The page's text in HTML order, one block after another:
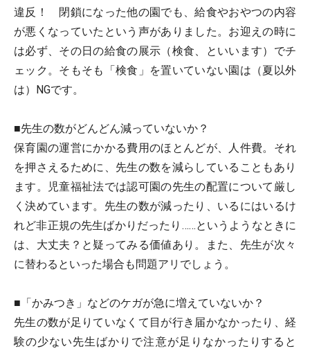
違反！ 閉鎖になった他の園でも、給食やおやつの内容
が悪くなっていたという声がありました。お迎えの時に
は必ず、その日の給食の展示（検食、といいます）でチ
ェック。そもそも「検食」を置いていない園は（夏以外
は）NGです。
■先生の数がどんどん減っていないか？
保育園の運営にかかる費用のほとんどが、人件費。それ
を押さえるために、先生の数を減らしていることもあり
ます。児童福祉法では認可園の先生の配置について厳し
く決めています。先生の数が減ったり、いるにはいるけ
れど非正規の先生ばかりだったり……というようなときに
は、大丈夫？と疑ってみる価値あり。また、先生が次々
に替わるといった場合も問題アリでしょう。
■「かみつき」などのケガが急に増えていないか？
先生の数が足りていなくて目が行き届かなかったり、経
験の少ない先生ばかりで注意が足りなかったりすると